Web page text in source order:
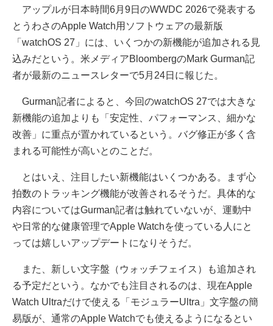
アップルが日本時間6月9日のWWDC 2026で発表する
とうわさのApple Watch用ソフトウェアの最新版
「watchOS 27」には、いくつかの新機能が追加される見
込みだという。米メディアBloombergのMark Gurman記
者が最新のニュースレターで5月24日に報じた。
Gurman記者によると、今回のwatchOS 27では大きな
新機能の追加よりも「安定性、パフォーマンス、細かな
改善」に重点が置かれているという。バグ修正が多く含
まれる可能性が高いとのことだ。
とはいえ、注目したい新機能はいくつかある。まず心
拍数のトラッキング機能が改善されるそうだ。具体的な
内容についてはGurman記者は触れていないが、運動中
や日常的な健康管理でApple Watchを使っている人にと
っては嬉しいアップデートになりそうだ。
また、新しい文字盤（ウォッチフェイス）も追加され
る予定だという。なかでも注目されるのは、現在Apple
Watch Ultraだけで使える「モジュラーUltra」文字盤の簡
易版が、通常のApple Watchでも使えるようになるとい